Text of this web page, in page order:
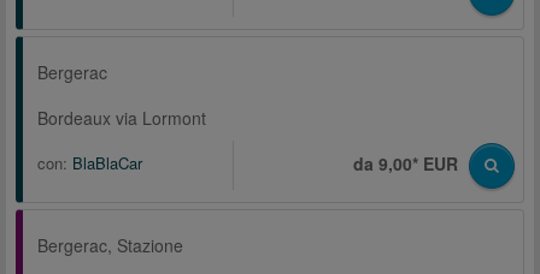
Bergerac
Bordeaux via Lormont
con: BlaBlaCar da 9,00* EUR
Bergerac, Stazione